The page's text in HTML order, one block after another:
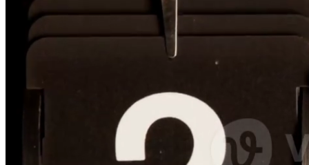
Plantillas
Eventos Editoriales